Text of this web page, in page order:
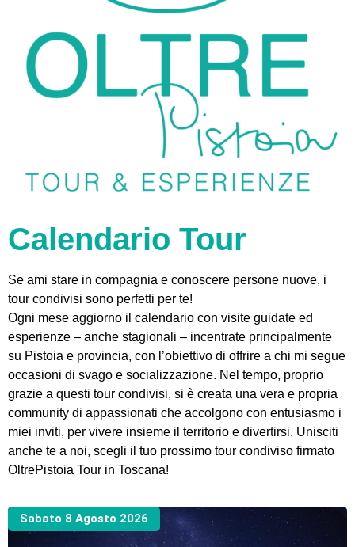
Calendario Tour
Se ami stare in compagnia e conoscere persone nuove, i
tour condivisi sono perfetti per te!
Ogni mese aggiorno il calendario con visite guidate ed
esperienze – anche stagionali – incentrate principalmente
su Pistoia e provincia, con l’obiettivo di offrire a chi mi segue
occasioni di svago e socializzazione. Nel tempo, proprio
grazie a questi tour condivisi, si è creata una vera e propria
community di appassionati che accolgono con entusiasmo i
miei inviti, per vivere insieme il territorio e divertirsi. Unisciti
anche te a noi, scegli il tuo prossimo tour condiviso firmato
OltrePistoia Tour in Toscana!
Sabato 8 Agosto 2026